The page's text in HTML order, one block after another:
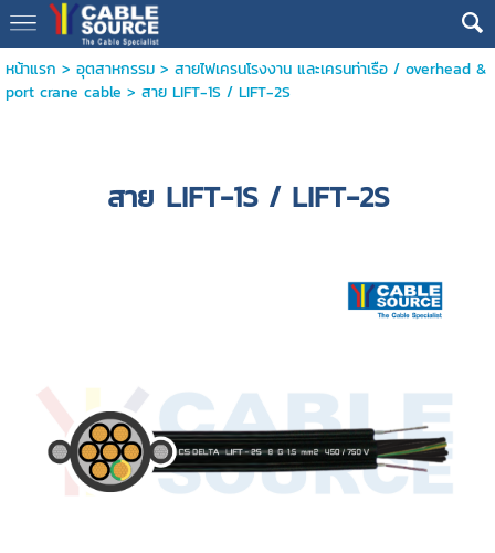
หน้าแรก > อุตสาหกรรม> สายไฟเครนโรงงาน และเครนท่าเรือ / overhead &
port crane cable > สาย LIFT-1S / LIFT-2S
สาย LIFT-1S / LIFT-2S